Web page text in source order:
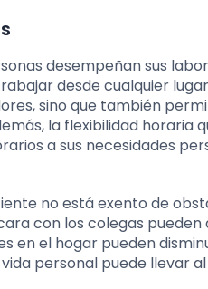
desempeñan sus
desde cualquier
sino que también
la flexibilidad horaria
a sus necesidades
no está exento de
con los colegas
en el hogar pueden
personal puede llevar